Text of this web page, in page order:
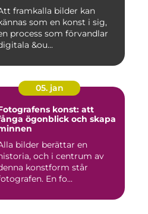
framkalla bilder kan
som en konst i sig,
process som förvandlar
&ou...
05. jan
konst: att
ögonblick och skapa
bilder berättar en
och i centrum av
konstform står
En fo...